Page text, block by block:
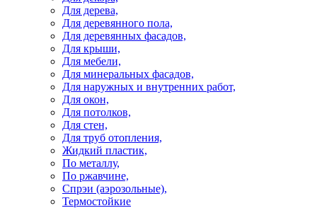
Для дерева,
Для деревянного пола,
Для деревянных фасадов,
Для крыши,
Для мебели,
Для минеральных фасадов,
Для наружных и внутренних работ,
Для окон,
Для потолков,
Для стен,
Для труб отопления,
Жидкий пластик,
По металлу,
По ржавчине,
Спрэи (аэрозольные),
Термостойкие